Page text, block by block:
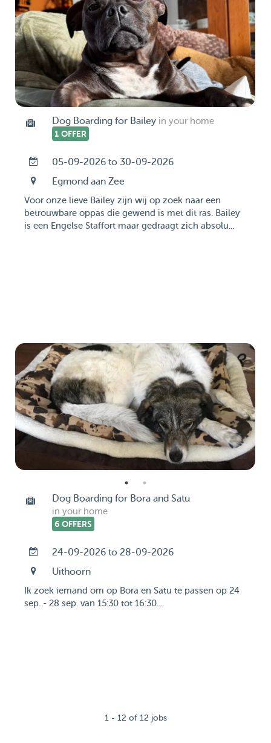
Dog Boarding for Bailey in your home
1 OFFER
05-09-2026 to 30-09-2026
Egmond aan Zee
Voor onze lieve Bailey zijn wij op zoek naar een
betrouwbare oppas die gewend is met dit ras. Bailey
is een Engelse Staffort maar gedraagt zich absolu...
Dog Boarding for Bora and Satu
in your home
6 OFFERS
24-09-2026 to 28-09-2026
Uithoorn
Ik zoek iemand om op Bora en Satu te passen op 24
sep. - 28 sep. van 15:30 tot 16:30....
1 - 12 of 12 jobs